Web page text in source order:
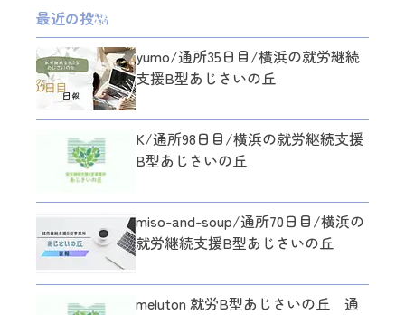
最近の投稿
yumo/通所35日目/横浜の就労継続
支援B型あじさいの丘
K/通所98日目/横浜の就労継続支援
B型あじさいの丘
miso-and-soup/通所70日目/横浜の
就労継続支援B型あじさいの丘
meluton 就労B型あじさいの丘 通